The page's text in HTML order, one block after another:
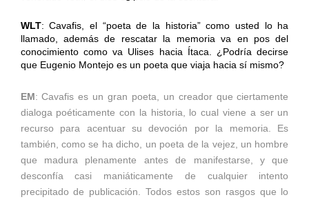
WLT: Cavafis, el “poeta de la historia” como usted lo ha
llamado, además de rescatar la memoria va en pos del
conocimiento como va Ulises hacia Ítaca. ¿Podría decirse
que Eugenio Montejo es un poeta que viaja hacia sí mismo?
EM: Cavafis es un gran poeta, un creador que ciertamente
dialoga poéticamente con la historia, lo cual viene a ser un
recurso para acentuar su devoción por la memoria. Es
también, como se ha dicho, un poeta de la vejez, un hombre
que madura plenamente antes de manifestarse, y que
desconfía casi maniáticamente de cualquier intento
precipitado de publicación. Todos estos son rasgos que lo